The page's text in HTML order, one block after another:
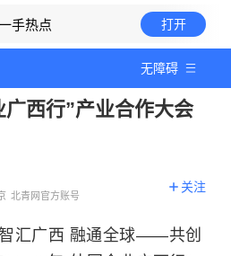
手热点 打开
无障碍
西行”产业合作大会
北青网官方账号
关注
汇广西 融通全球——共创